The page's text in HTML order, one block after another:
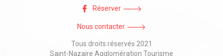
Réserver
Nous contacter
Tous droits réservés 2021
Saint-Nazaire Agglomération Tourisme